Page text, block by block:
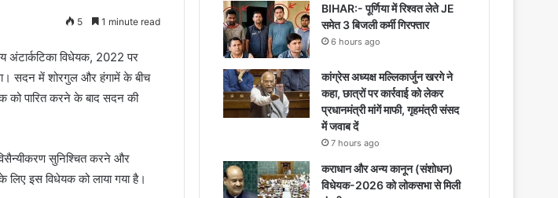
5 1 minute read
अंटार्कटिका विधेयक, 2022 पर
सदन में शोरगुल और हंगामें के बीच
को पारित करने के बाद सदन की
सुनिश्चित करने और
इस विधेयक को लाया गया है।
BIHAR:- पूर्णिया में रिश्वत लेते JE
समेत 3 बिजली कर्मी गिरफ्तार
6 hours ago
कांग्रेस अध्यक्ष मल्लिकार्जुन खरगे ने
कहा, छात्रों पर कार्रवाई को लेकर
प्रधानमंत्री मांगें माफी, गृहमंत्री संसद
में जवाब दें
7 hours ago
कराधान और अन्य कानून (संशोधन)
विधेयक-2026 को लोकसभा से मिली